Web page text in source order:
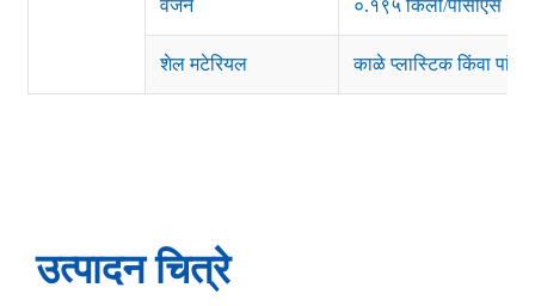
वजन ०.१९५ किलो/पीसीएस
शेल मटेरियल काळे प्लास्टिक किंवा पांढरे
उत्पादन चित्रे